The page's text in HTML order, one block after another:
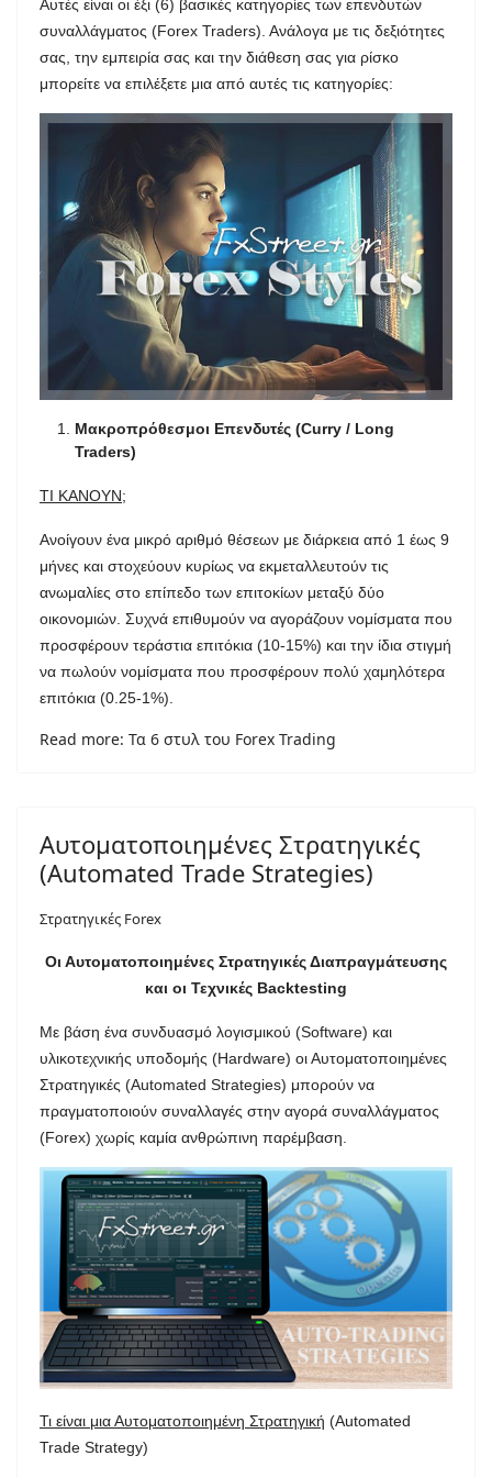
Αυτές είναι οι έξι (6) βασικές κατηγορίες των επενδυτών
συναλλάγματος (Forex Traders). Ανάλογα με τις δεξιότητες
σας, την εμπειρία σας και την διάθεση σας για ρίσκο
μπορείτε να επιλέξετε μια από αυτές τις κατηγορίες:
Μακροπρόθεσμοι Επενδυτές (Curry / Long
Traders)
TI KANOYN;
Ανοίγουν ένα μικρό αριθμό θέσεων με διάρκεια από 1 έως 9
μήνες και στοχεύουν κυρίως να εκμεταλλευτούν τις
ανωμαλίες στο επίπεδο των επιτοκίων μεταξύ δύο
οικονομιών. Συχνά επιθυμούν να αγοράζουν νομίσματα που
προσφέρουν τεράστια επιτόκια (10-15%) και την ίδια στιγμή
να πωλούν νομίσματα που προσφέρουν πολύ χαμηλότερα
επιτόκια (0.25-1%).
Read more: Τα 6 στυλ του Forex Trading
Αυτοματοποιημένες Στρατηγικές
(Automated Trade Strategies)
Στρατηγικές Forex
Οι Αυτοματοποιημένες Στρατηγικές Διαπραγμάτευσης
και οι Τεχνικές Backtesting
Με βάση ένα συνδυασμό λογισμικού (Software) και
υλικοτεχνικής υποδομής (Hardware) οι Αυτοματοποιημένες
Στρατηγικές (Automated Strategies) μπορούν να
πραγματοποιούν συναλλαγές στην αγορά συναλλάγματος
(Forex) χωρίς καμία ανθρώπινη παρέμβαση.
Τι είναι μια Αυτοματοποιημένη Στρατηγική (Automated
Trade Strategy)